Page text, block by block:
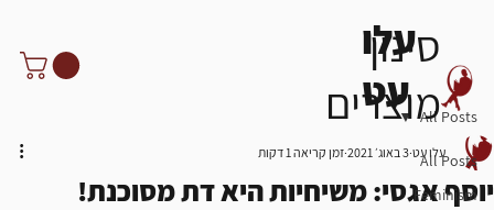
עלו
עט
סינון
מוצרים
All Posts
Feminism
All Posts
יוסף אגסי: משיחיות היא דת מסוכנת!
עלו עט 3 באוג׳ 2021 זמן קריאה 1 דקות